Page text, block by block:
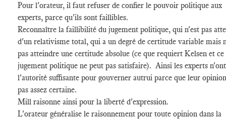
Pour l'orateur, il faut refuser de confier le pouvoir politique aux
experts, parce qu'ils sont faillibles.
Reconnaître la faillibilité du jugement politique, qui n'est pas
d'un relativisme total, qui a un degré de certitude variable mais
pas atteindre une certitude absolue (ce que requiert Kelsen et ce
jugement politique ne peut pas satisfaire). Ainsi les experts
l'autorité suffisante pour gouverner autrui parce que leur
pas assez certaine.
Mill raisonne ainsi pour la liberté d'expression.
L'orateur généralise le raisonnement pour toute opinion dans la